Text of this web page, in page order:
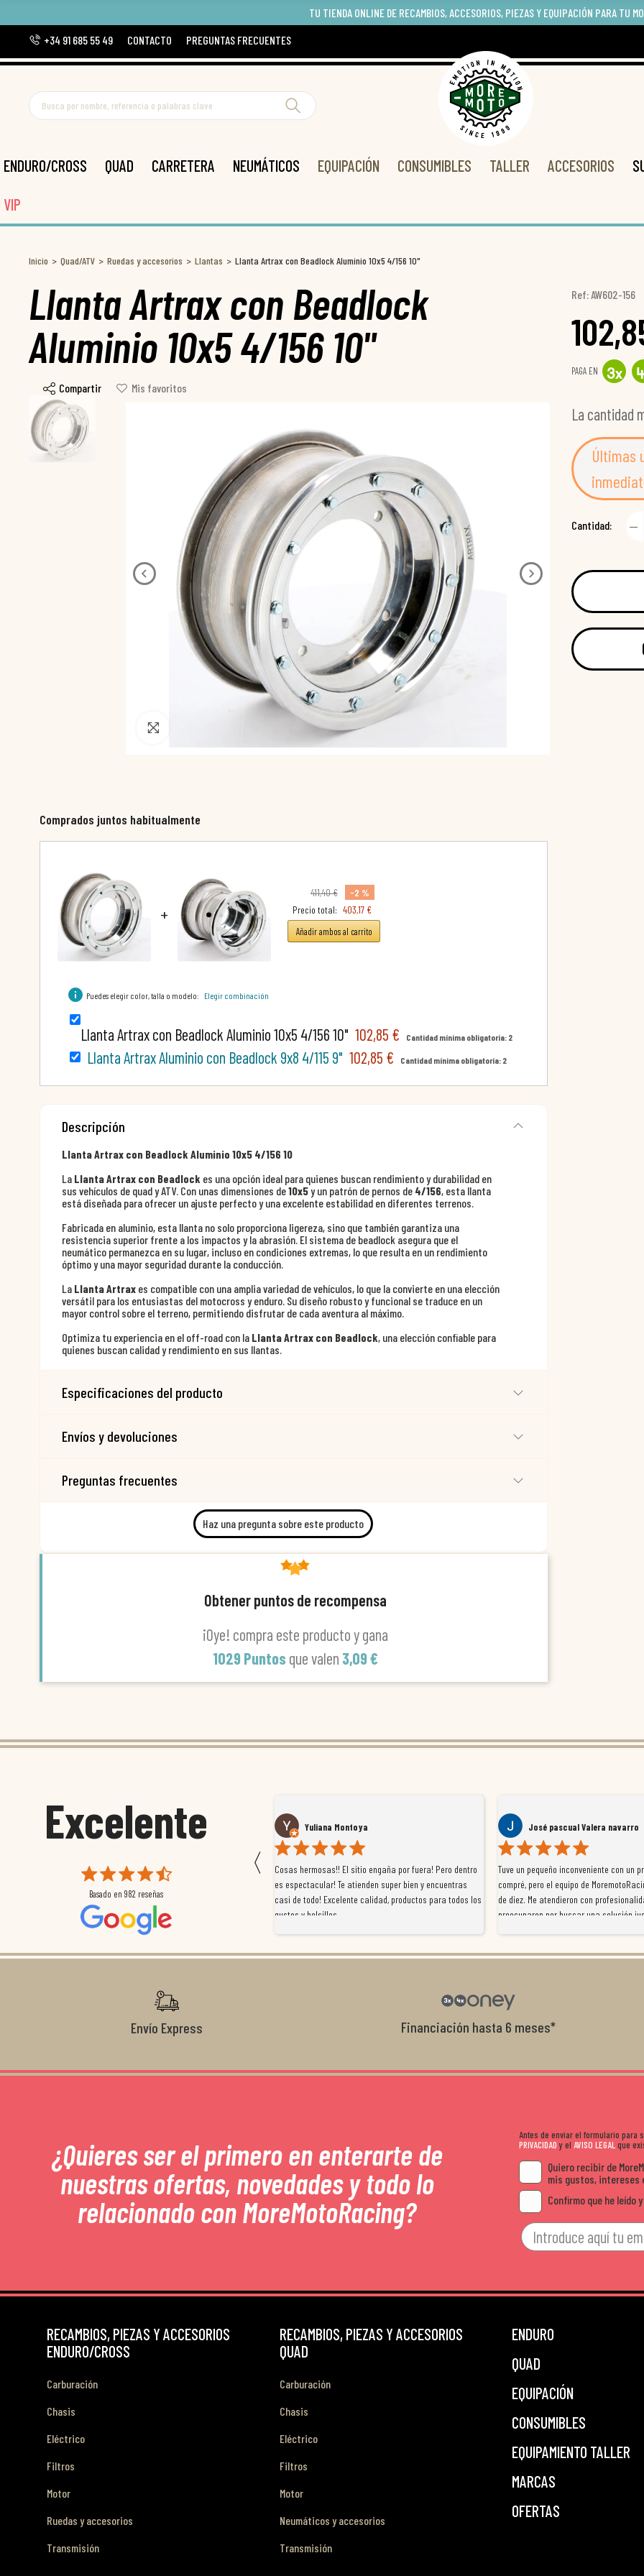
TU TIENDA ONLINE DE RECAMBIOS, ACCESORIOS, PIEZAS Y EQUIPACIÓN PARA TU
+34 91 685 55 49
CONTACTO PREGUNTAS FRECUENTES
ENDURO/CROSS QUAD CARRETERA NEUMÁTICOS EQUIPACIÓN CONSUMIBLES TALLER ACCESORIOS
VIP
Inicio Quad/ATV Ruedas y accesorios Llantas Llanta Artrax con Beadlock Aluminio 10x5 4/156 10"
Llanta Artrax con Beadlock
Aluminio 10x5 4/156 10"
Compartir Mis favoritos
Ref: AW602-156
PAGA EN 3x 4
La cantidad
Últimas
Cantidad:
Comprados juntos habitualmente
+
411,40 €
-2 %
Precio total: 403,17 €
Añadir ambos al carrito
info Puedes elegir color, talla o modelo: Elegir combinación
Llanta Artrax con Beadlock Aluminio 10x5 4/156 10" 102,85 € Cantidad mínima obligatoria: 2
Llanta Artrax Aluminio con Beadlock 9x8 4/115 9" 102,85 € Cantidad mínima obligatoria: 2
Descripción
Llanta Artrax con Beadlock Aluminio 10x5 4/156 10
La Llanta Artrax con Beadlock es una opción ideal para quienes buscan rendimiento y durabilidad en
sus vehículos de quad y ATV. Con unas dimensiones de10x5y un patrón de pernos de 4/156, esta llanta
está diseñada para ofrecer un ajuste perfecto y una excelente estabilidad en diferentes terrenos.
Fabricada en aluminio, esta llanta no solo proporciona ligereza, sino que también garantiza una
resistencia superior frente a los impactos y la abrasión. El sistema de beadlock asegura que el
neumático permanezca en su lugar, incluso en condiciones extremas, lo que resulta en un rendimiento
óptimo y una mayor seguridad durante la conducción.
La Llanta Artrax es compatible con una amplia variedad de vehículos, lo que la convierte en una elección
versátil para los entusiastas del motocross y enduro. Su diseño robusto y funcional se traduce en un
mayor control sobre el terreno, permitiendo disfrutar de cada aventura al máximo.
Optimiza tu experiencia en el off-road con la Llanta Artrax con Beadlock, una elección confiable para
quienes buscan calidad y rendimiento en sus llantas.
Especificaciones del producto
Envíos y devoluciones
Preguntas frecuentes
Haz una pregunta sobre este producto
Obtener puntos de recompensa
¡Oye! compra este producto y gana
1029 Puntos que valen 3,09 €
Excelente
Basado en 982 reseñas
〈
Susana García Luis
Magnífica atención al cliente. Tuvimos un pequeño
retraso en el pedido y desde el minuto uno se
preocuparon por ayudarnos en todo. Gracias a Sergio,
magnífico gestor... atento, amable, un servicio de 10.
Gracias de nuevo por todo!
Yuliana Montoya
Cosas hermosas!! El sitio engaña por fuera! Pero dentro
es espectacular! Te atienden super bien y encuentras
casi de todo! Excelente calidad, productos para todos los
gustos y bolsillos
José pascual Valera navarro
Tuve un pequeño inconveniente con un
compré, pero el equipo de
de diez. Me atendieron con
preocuparon por buscar una solución
con el cliente, y me ofrecieron unas
Envío Express Financiación hasta 6 meses*
¿Quieres ser el primero en enterarte de
nuestras ofertas, novedades y todo lo
relacionado con MoreMotoRacing?
Antes de enviar el formulario para
PRIVACIDADy el AVISO LEGALque
Quiero recibir de
mis gustos, intereses
Confirmo que he leído
RECAMBIOS, PIEZAS Y ACCESORIOS
ENDURO/CROSS
Carburación
Chasis
Eléctrico
Filtros
Motor
Ruedas y accesorios
Transmisión
RECAMBIOS, PIEZAS Y ACCESORIOS
QUAD
Carburación
Chasis
Eléctrico
Filtros
Motor
Neumáticos y accesorios
Transmisión
ENDURO
QUAD
EQUIPACIÓN
CONSUMIBLES
EQUIPAMIENTO TALLER
MARCAS
OFERTAS